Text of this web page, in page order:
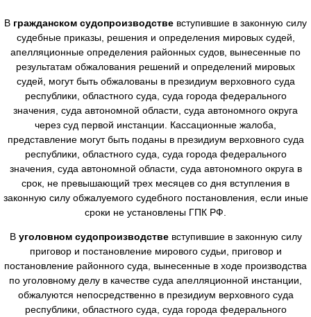
В гражданском судопроизводстве вступившие в законную силу
судебные приказы, решения и определения мировых судей,
апелляционные определения районных судов, вынесенные по
результатам обжалования решений и определений мировых
судей, могут быть обжалованы в президиум верховного суда
республики, областного суда, суда города федерального
значения, суда автономной области, суда автономного округа
через суд первой инстанции. Кассационные жалоба,
представление могут быть поданы в президиум верховного суда
республики, областного суда, суда города федерального
значения, суда автономной области, суда автономного округа в
срок, не превышающий трех месяцев со дня вступления в
законную силу обжалуемого судебного постановления, если иные
сроки не установлены ГПК РФ.
В уголовном судопроизводствевступившие в законную силу
приговор и постановление мирового судьи, приговор и
постановление районного суда, вынесенные в ходе производства
по уголовному делу в качестве суда апелляционной инстанции,
обжалуются непосредственно в президиум верховного суда
республики, областного суда, суда города федерального